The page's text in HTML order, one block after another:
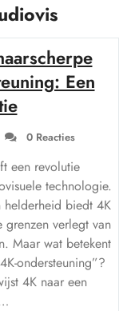
Een
0 Reacties
een revolutie
technologie.
biedt 4K
verlegt van
Maar wat betekent
ondersteuning”?
4K naar een